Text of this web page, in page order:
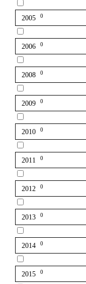
2005 0
2006 0
2008 0
2009 0
2010 0
2011 0
2012 0
2013 0
2014 0
2015 0